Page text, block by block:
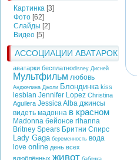
Картинка [3]
Фото [62]
Слайды [2]
Видео [5]
АССОЦИАЦИИ АВАТАРОК
аватарки бесплатноdisney Дисней
Мультфильм любовь
Анджелина Джоли Блондинка kiss
lesbian Jennifer Lopez Christina
Aguilera Jessica Alba джинсы
видеть мадонна в красном
Madonna бейонсе rihanna
Britney Spears Бритни Спирс
Lady Gaga беременность вода
love online день всех
влюблённых живот бабочка